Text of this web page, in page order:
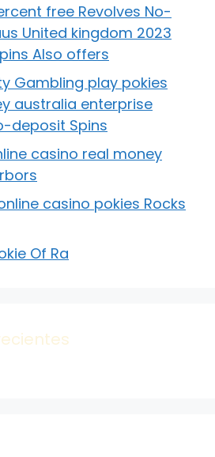
free Revolves No-
United kingdom 2023
Also offers
Gambling play pokies
australia enterprise
deposit Spins
casino real money
casino pokies Rocks
Of Ra